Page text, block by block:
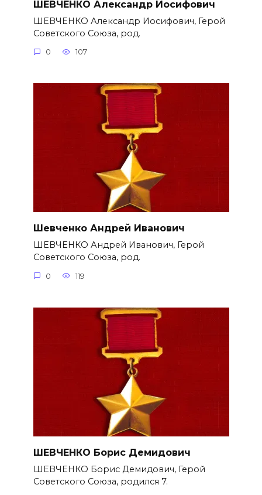
ШЕВЧЕНКО Александр Иосифович
ШЕВЧЕНКО Александр Иосифович, Герой
Советского Союза, род.
0 107
Шевченко Андрей Иванович
ШЕВЧЕНКО Андрей Иванович, Герой
Советского Союза, род.
0 119
ШЕВЧЕНКО Борис Демидович
ШЕВЧЕНКО Борис Демидович, Герой
Советского Союза, родился 7.